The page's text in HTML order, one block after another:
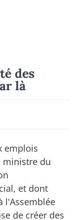
des
là
emplois
ministre du
et dont
l'Assemblée
de créer des